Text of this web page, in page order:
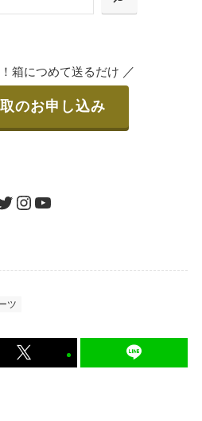
「集荷申込」からお選び
ご承認 / 入金
します。買取金額にご納
短即日の入金が可能で
箱につめて送るだけ ／
のお申し込み
ッターインスタグラムユーチューブ
ツ